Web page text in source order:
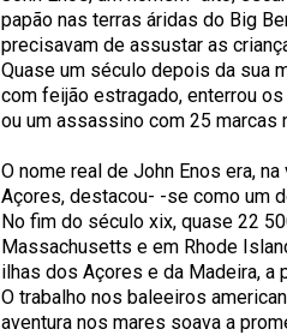
papão nas terras áridas do Big
precisavam de assustar as
Quase um século depois da sua
com feijão estragado, enterrou
ou um assassino com 25 marcas
O nome real de John Enos era,
Açores, destacou- -se como um
No fim do século xix, quase 22
Massachusetts e em Rhode
ilhas dos Açores e da Madeira, a
O trabalho nos baleeiros
aventura nos mares soava a